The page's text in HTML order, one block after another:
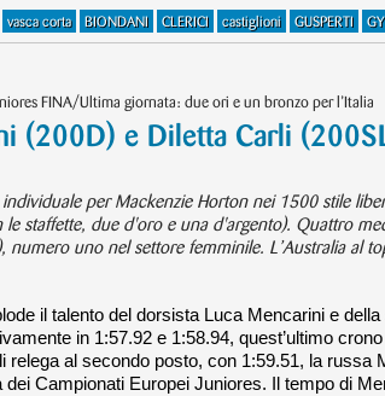
vasca corta BIONDANI CLERICI castiglioni GUSPERTI
FINA/Ultima giornata: due ori e un bronzo per l’Italia
(200D) e Diletta Carli
per Mackenzie Horton nei 1500 stile
le staffette, due d'oro e una d'argento). Quattro
numero uno nel settore femminile. L’Australia al
il talento del dorsista Luca Mencarini e
in 1:57.92 e 1:58.94, quest’ultimo
relega al secondo posto, con 1:59.51, la russa
Campionati Europei Juniores. Il tempo di